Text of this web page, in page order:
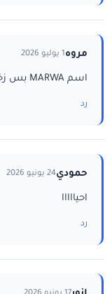
مروه1 يوليو 2026
اسم MARWA بس زخرفات اكثر
رد
حمودي24 يونيو 2026
احيااااا
رد